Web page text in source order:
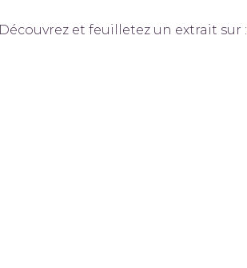
Découvrez et feuilletez un extrait sur :